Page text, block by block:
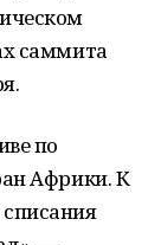
саммита
по
Африки. К